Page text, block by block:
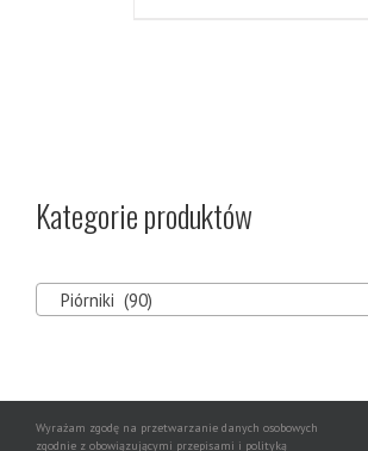
Kategorie produktów
Piórniki (90)
Wyrażam zgodę na przetwarzanie danych osobowych
zgodnie z obowiązującymi przepisami i polityką